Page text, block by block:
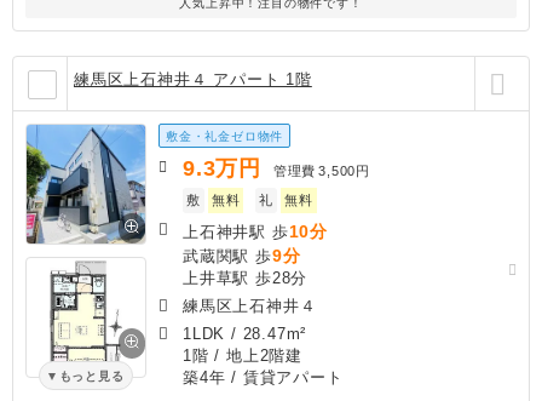
人気上昇中！注目の物件です！
練馬区上石神井４ アパート 1階
もっと見る
敷金・礼金ゼロ物件
9.3万円 管理費 3,500円
敷
無料 礼 無料
上石神井駅 歩10分
武蔵関駅 歩9分
上井草駅 歩28分
練馬区上石神井４
1LDK / 28.47m²
1階 / 地上2階建
築4年 / 賃貸アパート